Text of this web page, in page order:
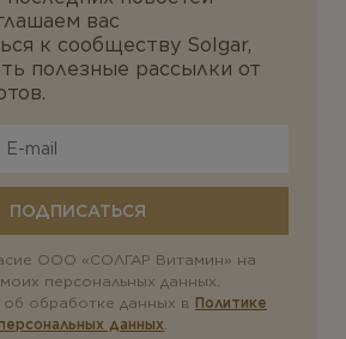
вас
к сообществу Solgar,
полезные рассылки от
ПОДПИСАТЬСЯ
ООО «СОЛГАР Витамин» на
персональных данных.
обработке данных в Политике
данных.